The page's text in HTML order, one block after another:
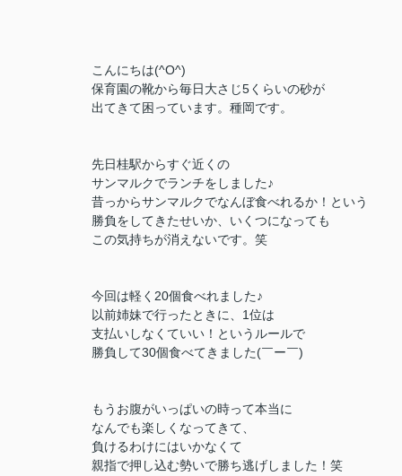
こんにちは(^O^)
保育園の靴から毎日大さじ5くらいの砂が
出てきて困っています。種岡です。
先日桂駅からすぐ近くの
サンマルクでランチをしました♪
昔っからサンマルクでなんぼ食べれるか！という
勝負をしてきたせいか、いくつになっても
この気持ちが消えないです。笑
今回は軽く20個食べれました♪
以前姉妹で行ったときに、1位は
支払いしなくていい！というルールで
勝負して30個食べてきました(￣ー￣)
もうお腹がいっぱいの時って本当に
なんでも楽しくなってきて、
負けるわけにはいかなくて
親指で押し込む勢いで勝ち逃げしました！笑